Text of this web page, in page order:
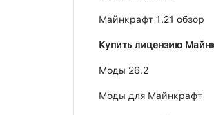
Майнкрафт 1.21 обзор
Купить лицензию
Моды 26.2
Моды для Майнкрафт